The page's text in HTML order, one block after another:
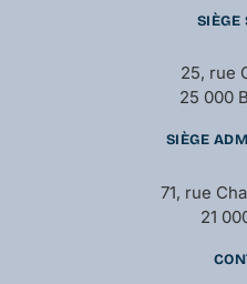
SIÈGE
25, rue
25 000
SIÈGE
71, rue
21